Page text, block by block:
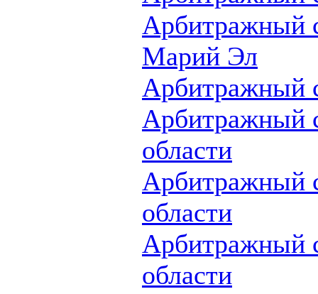
Арбитражный
Марий Эл
Арбитражный
Арбитражный
области
Арбитражный
области
Арбитражный
области